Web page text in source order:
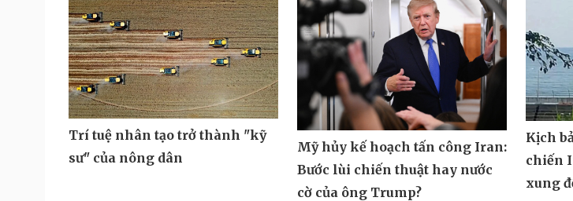
Trí tuệ nhân tạo trở thành "kỹ
sư" của nông dân
Mỹ hủy kế hoạch tấn công Iran:
Bước lùi chiến thuật hay nước
cờ của ông Trump?
Kịch
chiến
xung